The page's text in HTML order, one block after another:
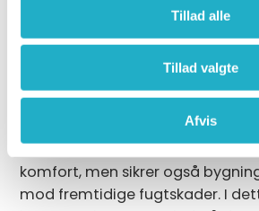
Tillad alle
Tillad valgte
Afvis
At opgradere boligens vigtigste
stor og betydningsfuld
private husejere og større
renovering af
badeværelseforbedrer ikke blot
komfort, men sikrer også
mod fremtidige fugtskader. I